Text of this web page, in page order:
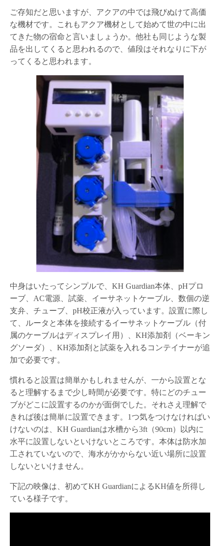
ご存知だと思いますが、アクアの中では飛びぬけて高価
な機材です。これもアクア機材として始めて世の中に出
てきた物の宿命と言いましょうか。他社も同じような製
品を出してくると思われるので、値段はそれなりに下が
ってくると思われます。
中身はいたってシンプルで、KH Guardian本体、pHプロ
ーブ、AC電源、試薬、イーサネットケーブル、数個の逆
支弁、チューブ、pH校正液が入っています。設置に際し
て、ルータと本体を接続するイーサネットケーブル（付
属のケーブルはディスプレイ用）、KH添加剤（ベーキン
グソーダ）、KH添加剤と試薬を入れるコンテイナーが追
加で必要です。
慣れると設置は簡単かもしれませんが、一から設置とな
ると理解するまで少し時間が必要です。特にどのチュー
ブがどこに設置するのかが面倒でした。それさえ理解で
きれば後は簡単に設置できます。1つ気をつけなければい
けないのは、KH Guardianは水槽から3ft（90cm）以内に
水平に設置しないといけないところです。本体は防水加
工されていないので、海水がかからない近い場所に設置
しないといけません。
下記の映像は、初めてKH GuardianによるKH値を所得し
ている様子です。